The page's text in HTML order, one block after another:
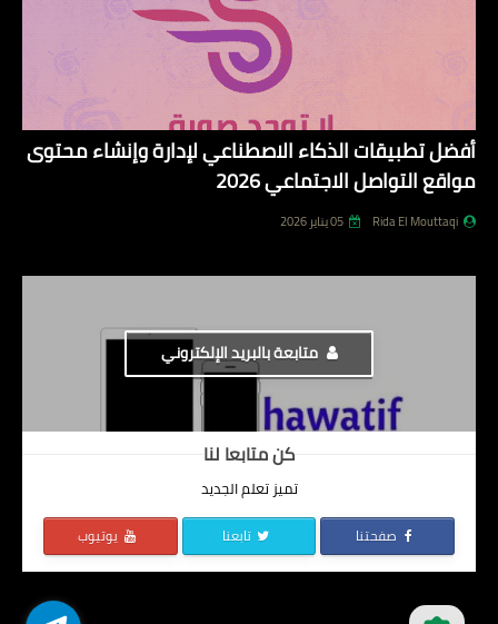
أفضل تطبيقات الذكاء الاصطناعي لإدارة وإنشاء محتوى
مواقع التواصل الاجتماعي 2026
Rida El Mouttaqi 05 يناير 2026
متابعة بالبريد الإلكتروني
كن متابعا لنا
تميز تعلم الجديد
صفحتنا تابعنا يوتيوب